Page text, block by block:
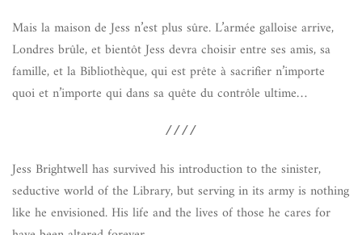
Mais la maison de Jess n’est plus sûre. L’armée galloise arrive,
Londres brûle, et bientôt Jess devra choisir entre ses amis, sa
famille, et la Bibliothèque, qui est prête à sacrifier n’importe
quoi et n’importe qui dans sa quête du contrôle ultime…
////
Jess Brightwell has survived his introduction to the sinister,
seductive world of the Library, but serving in its army is nothing
like he envisioned. His life and the lives of those he cares for